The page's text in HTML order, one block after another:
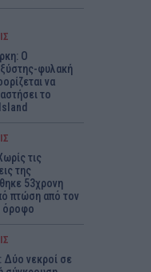
Ο
φυλακή
να
το
τις
της
53χρονη
πτώση από τον
όροφο
Δύο νεκροί σε